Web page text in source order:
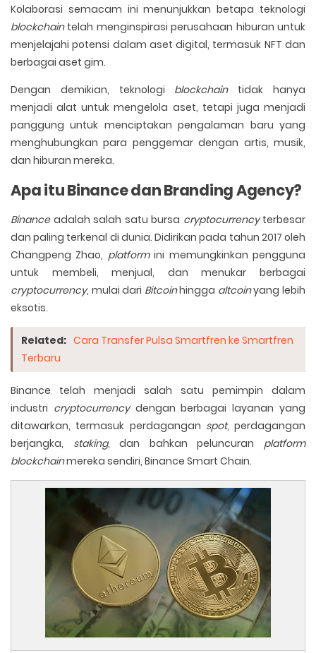
Kolaborasi semacam ini menunjukkan betapa teknologi
blockchaintelah menginspirasi perusahaan hiburan untuk
menjelajahi potensi dalam aset digital, termasuk NFT dan
berbagai aset gim.
Dengan demikian, teknologi blockchaintidak hanya
menjadi alat untuk mengelola aset, tetapi juga menjadi
panggung untuk menciptakan pengalaman baru yang
menghubungkan para penggemar dengan artis, musik,
dan hiburan mereka.
Apa itu Binance dan Branding Agency?
Binanceadalah salah satu bursa cryptocurrencyterbesar
dan paling terkenal di dunia. Didirikan pada tahun 2017 oleh
Changpeng Zhao, platformini memungkinkan pengguna
untuk membeli, menjual, dan menukar berbagai
cryptocurrency, mulai dari Bitcoinhingga altcoinyang lebih
eksotis.
Related: Cara Transfer Pulsa Smartfren ke Smartfren
Terbaru
Binance telah menjadi salah satu pemimpin dalam
industri cryptocurrencydengan berbagai layanan yang
ditawarkan, termasuk perdagangan spot, perdagangan
berjangka, staking, dan bahkan peluncuran platform
blockchainmereka sendiri, Binance Smart Chain.